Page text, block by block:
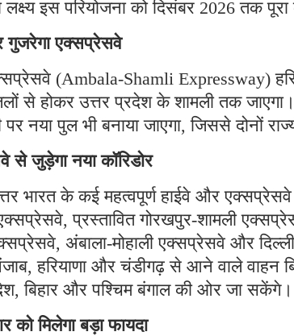
इस परियोजना को दिसंबर 2026 तक
गुजरेगा एक्सप्रेसवे
(Ambala-Shamli Expressway)
से होकर उत्तर प्रदेश के शामली तक जाएगा।
नया पुल भी बनाया जाएगा, जिससे दोनों
जुड़ेगा नया कॉरिडोर
भारत के कई महत्वपूर्ण हाईवे और
प्रस्तावित गोरखपुर-शामली
अंबाला-मोहाली एक्सप्रेसवे और
हरियाणा और चंडीगढ़ से आने वाले वाहन
बिहार और पश्चिम बंगाल की ओर जा सकेंगे।
को मिलेगा बड़ा फायदा